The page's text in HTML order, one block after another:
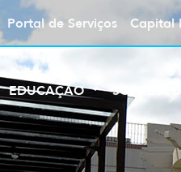
Portal de Serviços Capital
EDUCAÇÃO SOBRE A